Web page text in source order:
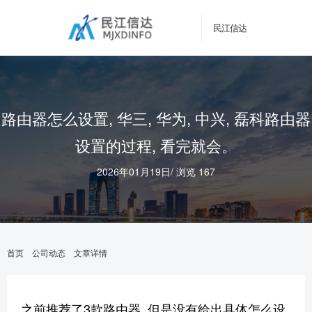
民江信达
路由器怎么设置, 华三, 华为, 中兴, 磊科路由器
设置的过程, 看完就会。
2026年01月19日/ 浏览 167
首页 公司动态 文章详情
之前推荐了3款路由器, 但是没有给出具体怎么设